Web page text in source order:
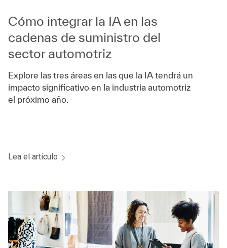
Cómo integrar la IA en las
cadenas de suministro del
sector automotriz
Explore las tres áreas en las que la IA tendrá un
impacto significativo en la industria automotriz
el próximo año.
Lea el artículo